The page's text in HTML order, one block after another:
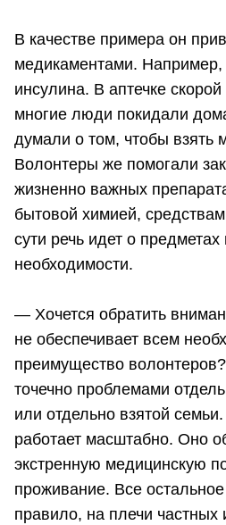
В качестве примера он
медикаментами. Например,
инсулина. В аптечке
многие люди покидали
думали о том, чтобы взять
Волонтеры же помогали
жизненно важных
бытовой химией,
сути речь идет о предметах
необходимости.
— Хочется обратить
не обеспечивает всем
преимущество
точечно проблемами
или отдельно взятой
работает масштабно. Оно
экстренную медицинскую
проживание. Все
правило, на плечи частных